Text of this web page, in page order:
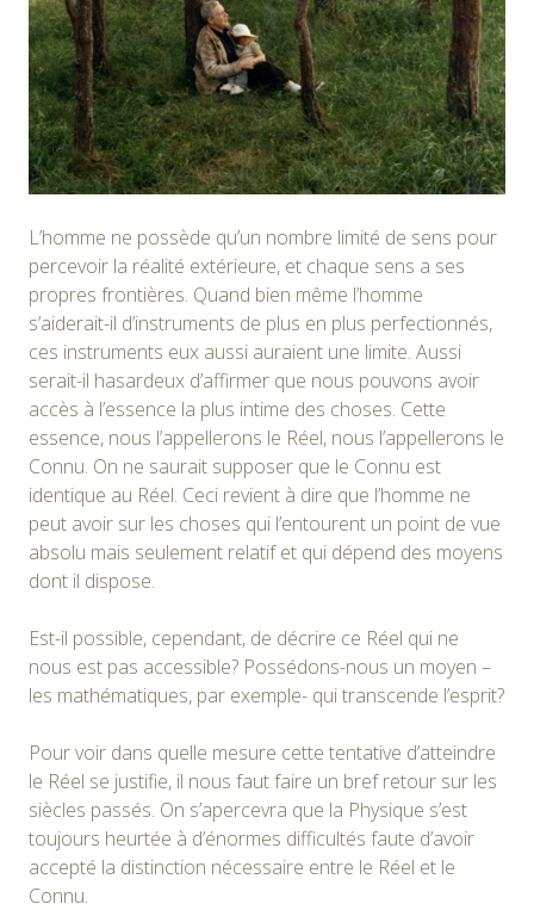
L’homme ne possède qu’un nombre limité de sens pour
percevoir la réalité extérieure, et chaque sens a ses
propres frontières. Quand bien même l’homme
s’aiderait-il d’instruments de plus en plus perfectionnés,
ces instruments eux aussi auraient une limite. Aussi
serait-il hasardeux d’affirmer que nous pouvons avoir
accès à l’essence la plus intime des choses. Cette
essence, nous l’appellerons le Réel, nous l’appellerons le
Connu. On ne saurait supposer que le Connu est
identique au Réel. Ceci revient à dire que l’homme ne
peut avoir sur les choses qui l’entourent un point de vue
absolu mais seulement relatif et qui dépend des moyens
dont il dispose.
Est-il possible, cependant, de décrire ce Réel qui ne
nous est pas accessible? Possédons-nous un moyen –
les mathématiques, par exemple- qui transcende l’esprit?
Pour voir dans quelle mesure cette tentative d’atteindre
le Réel se justifie, il nous faut faire un bref retour sur les
siècles passés. On s’apercevra que la Physique s’est
toujours heurtée à d’énormes difficultés faute d’avoir
accepté la distinction nécessaire entre le Réel et le
Connu.